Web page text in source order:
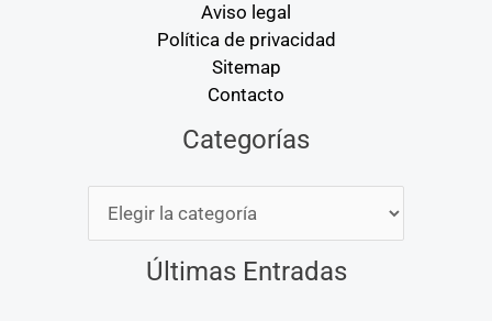
Aviso legal
Política de privacidad
Sitemap
Contacto
Categorías
Últimas Entradas